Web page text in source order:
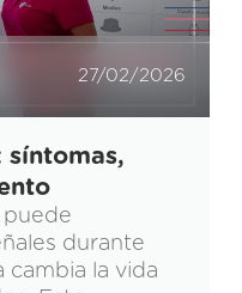
27/02/2026
síntomas,
puede
durante
cambia la vida